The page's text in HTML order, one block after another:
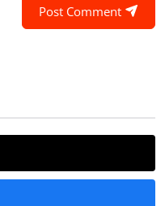
Post Comment